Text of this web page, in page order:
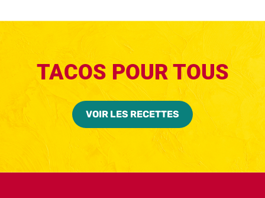
TACOS POUR TOUS
VOIR LES RECETTES